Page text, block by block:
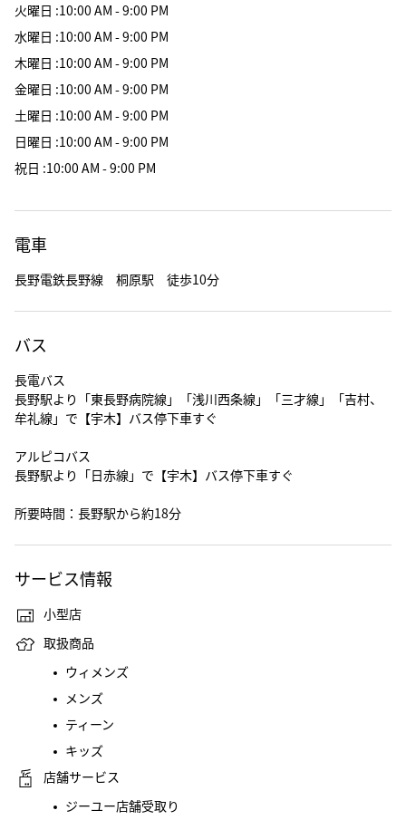
火曜日 :10:00 AM - 9:00 PM
水曜日 :10:00 AM - 9:00 PM
木曜日 :10:00 AM - 9:00 PM
金曜日 :10:00 AM - 9:00 PM
土曜日 :10:00 AM - 9:00 PM
日曜日 :10:00 AM - 9:00 PM
祝日 :10:00 AM - 9:00 PM
電車
長野電鉄長野線 桐原駅 徒歩10分
バス
長電バス
長野駅より「東長野病院線」「浅川西条線」「三才線」「吉村、
牟礼線」で【宇木】バス停下車すぐ
アルピコバス
長野駅より「日赤線」で【宇木】バス停下車すぐ
所要時間：長野駅から約18分
サービス情報
小型店
取扱商品
ウィメンズ
メンズ
ティーン
キッズ
店舗サービス
ジーユー店舗受取り